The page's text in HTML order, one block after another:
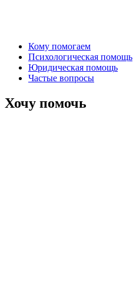
Кому помогаем
Психологическая помощь
Юридическая помощь
Частые вопросы
Хочу помочь